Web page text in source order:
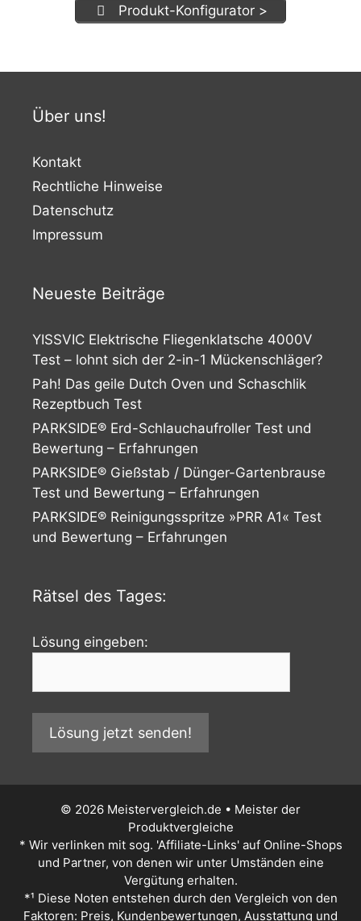
Produkt-Konfigurator >
Über uns!
Kontakt
Rechtliche Hinweise
Datenschutz
Impressum
Neueste Beiträge
YISSVIC Elektrische Fliegenklatsche 4000V
Test – lohnt sich der 2-in-1 Mückenschläger?
Pah! Das geile Dutch Oven und Schaschlik
Rezeptbuch Test
PARKSIDE® Erd-Schlauchaufroller Test und
Bewertung – Erfahrungen
PARKSIDE® Gießstab / Dünger-Gartenbrause
Test und Bewertung – Erfahrungen
PARKSIDE® Reinigungsspritze »PRR A1« Test
und Bewertung – Erfahrungen
Rätsel des Tages:
Lösung eingeben:
© 2026 Meistervergleich.de • Meister der
Produktvergleiche
* Wir verlinken mit sog. 'Affiliate-Links' auf Online-Shops
und Partner, von denen wir unter Umständen eine
Vergütung erhalten.
*¹ Diese Noten entstehen durch den Vergleich von den
Faktoren: Preis, Kundenbewertungen, Ausstattung und